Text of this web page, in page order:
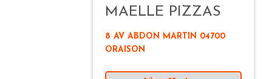
MAELLE PIZZAS
8 AV ABDON MARTIN 04700
ORAISON